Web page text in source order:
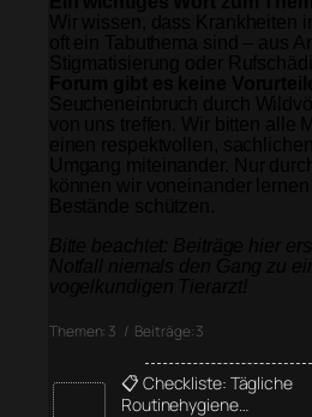
Themen: 3 / Beiträge: 3
📋 Checkliste: Tägliche
Routinehygiene…